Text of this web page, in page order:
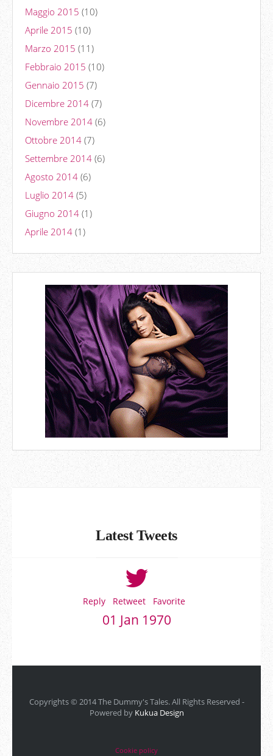
Maggio 2015 (10)
Aprile 2015 (10)
Marzo 2015 (11)
Febbraio 2015 (10)
Gennaio 2015 (7)
Dicembre 2014 (7)
Novembre 2014 (6)
Ottobre 2014 (7)
Settembre 2014 (6)
Agosto 2014 (6)
Luglio 2014 (5)
Giugno 2014 (1)
Aprile 2014 (1)
Latest Tweets
Reply Retweet Favorite
01 Jan 1970
Copyrights © 2014 The Dummy's Tales. All Rights Reserved -
Powered by Kukua Design
Cookie policy